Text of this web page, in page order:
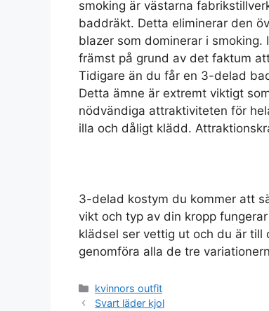
smoking är västarna
baddräkt. Detta eliminerar den
blazer som dominerar i
främst på grund av det faktum
Tidigare än du får en 3-delad
Detta ämne är extremt viktigt
nödvändiga attraktiviteten för
illa och dåligt klädd.
3-delad kostym du kommer att
vikt och typ av din kropp
klädsel ser vettig ut och du är till
genomföra alla de tre
Categories
kvinnors outfit
Svart läder kjol